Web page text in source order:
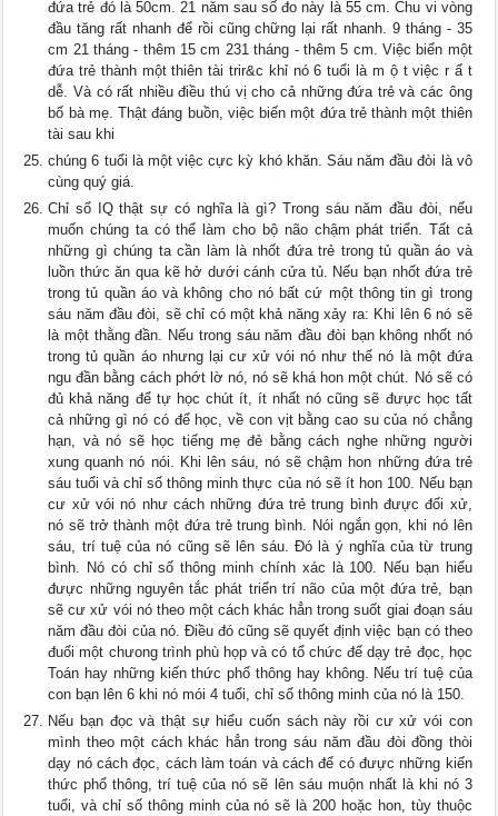
đứa trẻ đó là 50cm. 21 năm sau số đo này là 55 cm. Chu vi vòng
đầu tăng rất nhanh để rồi cũng chững lại rất nhanh. 9 tháng - 35
cm 21 tháng - thêm 15 cm 231 tháng - thêm 5 cm. Việc biến một
đứa trẻ thành một thiên tài trir&c khỉ nó 6 tuổi là m ộ t việc r ấ t
dễ. Và có rất nhiều điều thú vị cho cả những đứa trẻ và các ông
bố bà mẹ. Thật đáng buồn, việc biến một đứa trẻ thành một thiên
tài sau khi
chúng 6 tuổi là một việc cực kỳ khó khăn. Sáu năm đầu đòi là vô
cùng quý giá.
Chỉ sổ IQ thật sự có nghĩa là gì? Trong sáu năm đầu đòi, nếu
muốn chúng ta có thể làm cho bộ não chậm phát triển. Tất cả
những gì chúng ta cần làm là nhốt đứa trẻ trong tủ quần áo và
luồn thức ăn qua kẽ hở dưới cánh cửa tủ. Nếu bạn nhốt đứa trẻ
trong tủ quần áo và không cho nó bất cứ một thông tin gì trong
sáu năm đầu đòi, sẽ chỉ có một khả năng xảy ra: Khi lên 6 nó sẽ
là một thằng đần. Nếu trong sáu năm đầu đòi bạn không nhốt nó
trong tủ quần áo nhưng lại cư xử vói nó như thể nó là một đứa
ngu đần bằng cách phớt lờ nó, nó sẽ khá hon một chút. Nó sẽ có
đủ khả năng để tự học chút ít, ít nhất nó cũng sẽ đưực học tất
cả những gì nó có để học, về con vịt bằng cao su của nó chẳng
hạn, và nó sẽ học tiếng mẹ đẻ bằng cách nghe những người
xung quanh nó nói. Khi lên sáu, nó sẽ chậm hon những đứa trẻ
sáu tuổi và chỉ số thông minh thực của nó sẽ ít hon 100. Nếu bạn
cư xử vói nó như cách những đứa trẻ trung bình đưực đối xử,
nó sẽ trở thành một đứa trẻ trung bình. Nói ngắn gọn, khi nó lên
sáu, trí tuệ của nó cũng sẽ lên sáu. Đó là ý nghĩa của từ trung
bình. Nó có chỉ số thông minh chính xác là 100. Nếu bạn hiểu
đưực những nguyên tắc phát triển trí não của một đứa trẻ, bạn
sẽ cư xử vói nó theo một cách khác hẳn trong suốt giai đoạn sáu
năm đầu đòi của nó. Điều đó cũng sẽ quyết định việc bạn có theo
đuổi một chưong trình phù họp và có tổ chức để dạy trẻ đọc, học
Toán hay những kiến thức phổ thông hay không. Nếu trí tuệ của
con bạn lên 6 khi nó mói 4 tuổi, chỉ số thông minh của nó là 150.
Nếu bạn đọc và thật sự hiểu cuốn sách này rồi cư xử vói con
mình theo một cách khác hẳn trong sáu năm đầu đòi đồng thòi
dạy nó cách đọc, cách làm toán và cách để có đưực những kiến
thức phổ thông, trí tuệ của nó sẽ lên sáu muộn nhất là khi nó 3
tuổi, và chỉ số thông minh của nó sẽ là 200 hoặc hon, tùy thuộc